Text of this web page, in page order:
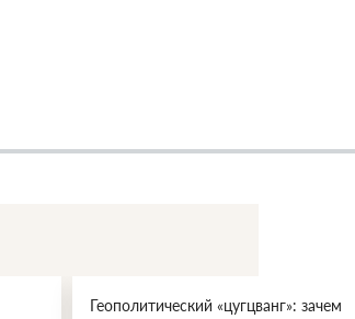
Геополитический «цугцванг»: зачем